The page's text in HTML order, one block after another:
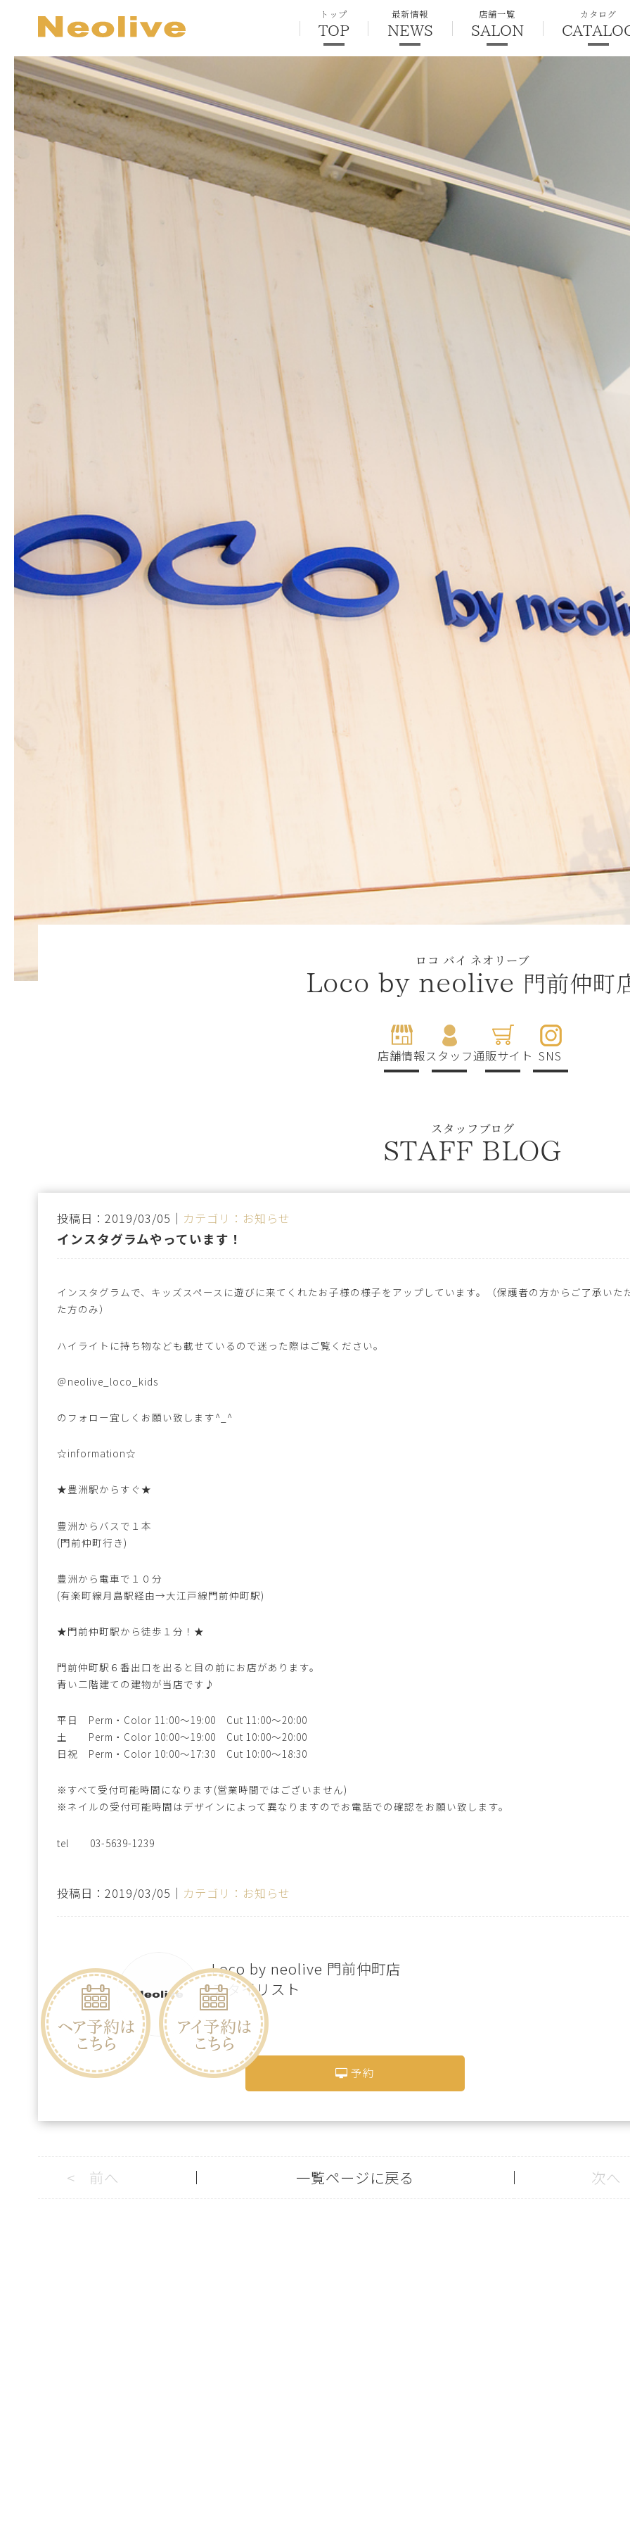
トップ
TOP
最新情報
NEWS
店舗一覧
SALON
カタログ
ロコ バイ ネオリーブ
Loco by neolive 門前仲町
店舗情報スタッフ通販サイト SNS
スタッフブログ
STAFF BLOG
投稿日：2019/03/05｜ カテゴリ：お知らせ
インスタグラムやっています！
インスタグラムで、キッズスペースに遊びに来てくれたお子様の様子をアップしています。（保護者の方からご了承いた
た方のみ）
ハイライトに持ち物なども載せているので迷った際はご覧ください。
＠neolive_loco_kids
のフォロー宜しくお願い致します^_^
☆information☆
★豊洲駅からすぐ★
豊洲からバスで１本
(門前仲町行き)
豊洲から電車で１０分
(有楽町線月島駅経由→大江戸線門前仲町駅)
★門前仲町駅から徒歩１分！★
門前仲町駅６番出口を出ると目の前にお店があります。
青い二階建ての建物が当店です♪
平日 Perm・Color 11:00～19:00 Cut 11:00～20:00
土 Perm・Color 10:00～19:00 Cut 10:00～20:00
日祝 Perm・Color 10:00～17:30 Cut 10:00～18:30
※すべて受付可能時間になります(営業時間ではございません)
※ネイルの受付可能時間はデザインによって異なりますのでお電話での確認をお願い致します。
tel 03-5639-1239
投稿日：2019/03/05｜ カテゴリ：お知らせ
Loco by neolive 門前仲町店
スタイリスト
予約
< 前へ 一覧ページに戻る 次へ